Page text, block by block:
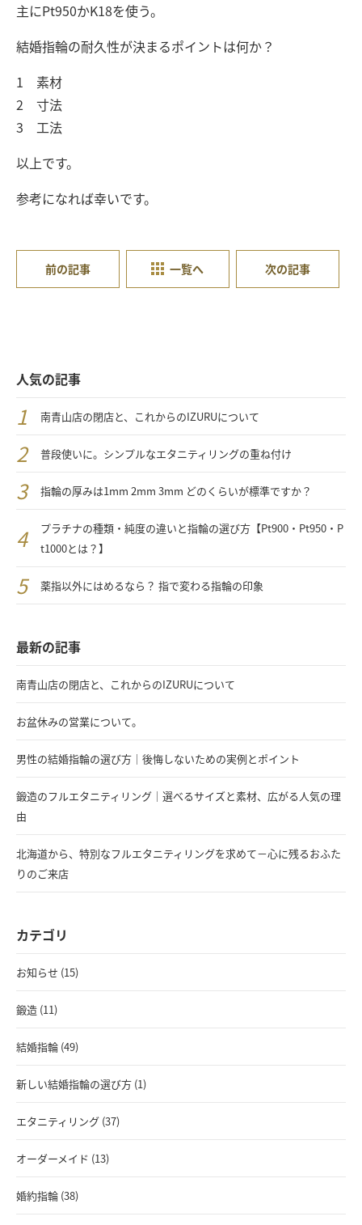
主にPt950かK18を使う。
結婚指輪の耐久性が決まるポイントは何か？
1 素材
2 寸法
3 工法
以上です。
参考になれば幸いです。
前の記事 一覧へ 次の記事
人気の記事
南青山店の閉店と、これからのIZURUについて
普段使いに。シンプルなエタニティリングの重ね付け
指輪の厚みは1mm 2mm 3mm どのくらいが標準ですか？
プラチナの種類・純度の違いと指輪の選び方【Pt900・Pt950・P
t1000とは？】
薬指以外にはめるなら？ 指で変わる指輪の印象
最新の記事
南青山店の閉店と、これからのIZURUについて
お盆休みの営業について。
男性の結婚指輪の選び方｜後悔しないための実例とポイント
鍛造のフルエタニティリング｜選べるサイズと素材、広がる人気の理
由
北海道から、特別なフルエタニティリングを求めて－心に残るおふた
りのご来店
カテゴリ
お知らせ (15)
鍛造 (11)
結婚指輪 (49)
新しい結婚指輪の選び方 (1)
エタニティリング (37)
オーダーメイド (13)
婚約指輪 (38)